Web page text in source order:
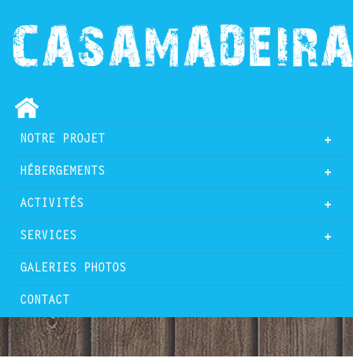
+
NOTRE PROJET
+
HÉBERGEMENTS
+
ACTIVITÉS
+
SERVICES
GALERIES PHOTOS
CONTACT